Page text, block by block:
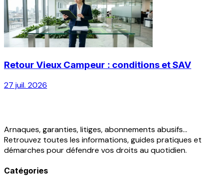
Retour Vieux Campeur : conditions et SAV
27 juil. 2026
Arnaques, garanties, litiges, abonnements abusifs...
Retrouvez toutes les informations, guides pratiques et
démarches pour défendre vos droits au quotidien.
Catégories